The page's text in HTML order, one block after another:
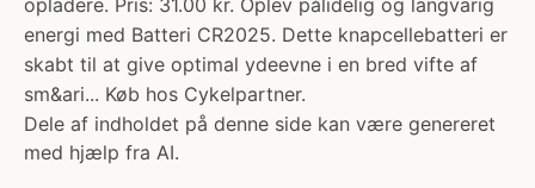
opladere. Pris: 31.00 kr. Oplev pålidelig og langvarig
energi med Batteri CR2025. Dette knapcellebatteri er
skabt til at give optimal ydeevne i en bred vifte af
sm&ari... Køb hos Cykelpartner.
Dele af indholdet på denne side kan være genereret
med hjælp fra AI.